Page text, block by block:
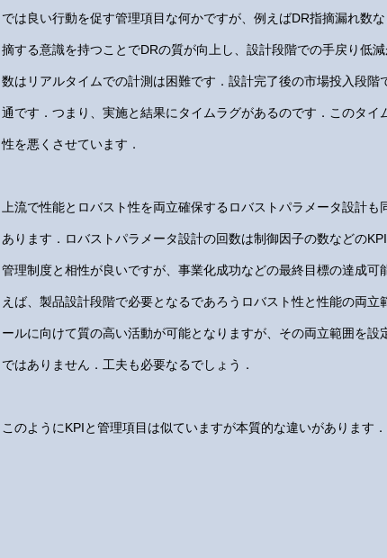
では良い行動を促す管理項目な何かですが、例えばDR指摘漏れ数
摘する意識を持つことでDRの質が向上し、設計段階での手戻り低
数はリアルタイムでの計測は困難です．設計完了後の市場投入段階
通です．つまり、実施と結果にタイムラグがあるのです．このタイ
性を悪くさせています．
上流で性能とロバスト性を両立確保するロバストパラメータ設計
あります．ロバストパラメータ設計の回数は制御因子の数などの
管理制度と相性が良いですが、事業化成功などの最終目標の達成可
えば、製品設計段階で必要となるであろうロバスト性と性能の両
ールに向けて質の高い活動が可能となりますが、その両立範囲を
ではありません．工夫も必要なるでしょう．
このようにKPIと管理項目は似ていますが本質的な違いがあります．